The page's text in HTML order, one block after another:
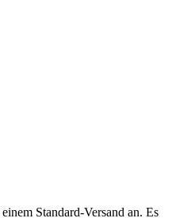
Standard-Versand an. Es